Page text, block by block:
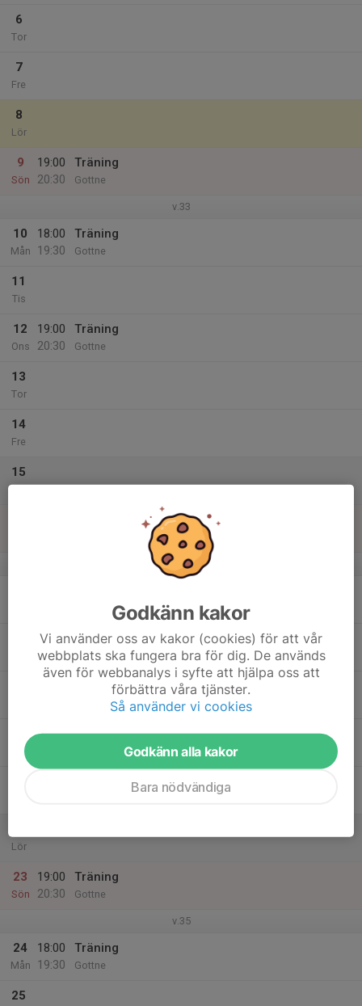
6
Tor
7
Fre
8
Lör
9
Sön
19:00
20:30
Träning
Gottne
v.33
10
Mån
18:00
19:30
Träning
Gottne
11
Tis
12
Ons
19:00
20:30
Träning
Gottne
13
Tor
14
Fre
15
v.34
Träning
Tor
Lör
23
Sön
19:00
20:30
Träning
Gottne
v.35
24
Mån
18:00
19:30
Träning
Gottne
25
Godkänn kakor
Vi använder oss av kakor (cookies) för att vår
webbplats ska fungera bra för dig. De används
även för webbanalys i syfte att hjälpa oss att
förbättra våra tjänster.
Så använder vi cookies
Godkänn alla kakor
Bara nödvändiga